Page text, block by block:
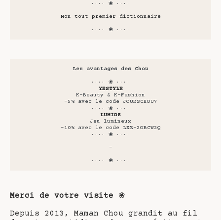
···· ❀ ····
Mon tout premier dictionnaire
···· ❀ ····
Les avantages des Chou
···· ❀ ····
YESTYLE
K-Beauty & K-Fashion
-5% avec le code JOURSCHOU7
···· ❀ ····
LUMIOS
Jeu lumineux
-10% avec le code LXZ-2OBCW2Q
···· ❀ ····
-
···· ❀ ····
Merci de votre visite ❀
Depuis 2013, Maman Chou grandit au fil